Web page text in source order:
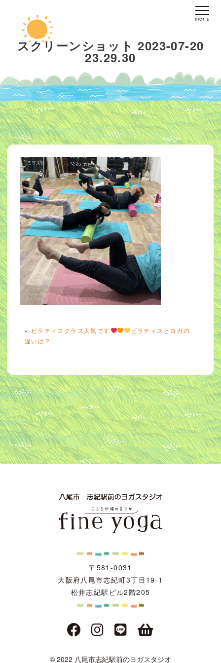
ホーム
fine yogaについて
スタジオへのアクセス
レッスンについて
スタジオレッスン
オンラインレッスン
プライベートレッスン
インストラクター派遣
ブログ
お客様の声
お問い合わせ
スクリーンショット 2023-07-20
23.29.30
« ピラティスクラス人気です
ピラティスとヨガの
違いは？
〒581-0031
大阪府八尾市志紀町3丁目19-1
松井志紀駅ビル2階205
© 2022 八尾市志紀駅前のヨガスタジオ